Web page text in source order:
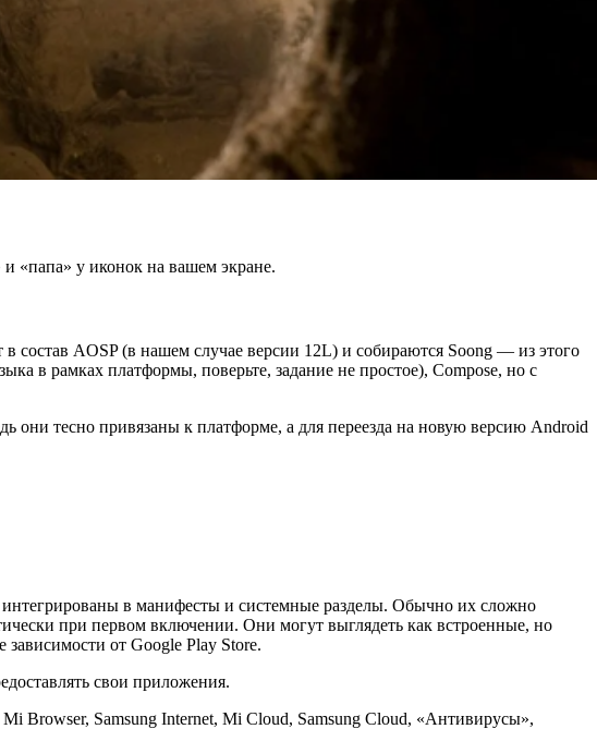
«папа» у иконок на вашем экране.
состав AOSP (в нашем случае версии 12L) и собираются Soong — из этого
в рамках платформы, поверьте, задание не простое), Compose, но с
тесно привязаны к платформе, а для переезда на новую версию Android
в манифесты и системные разделы. Обычно их сложно
при первом включении. Они могут выглядеть как встроенные, но
от Google Play Store.
свои приложения.
Browser, Samsung Internet, Mi Cloud, Samsung Cloud, «Антивирусы»,